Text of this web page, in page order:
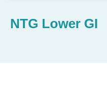
NTG Lower GI